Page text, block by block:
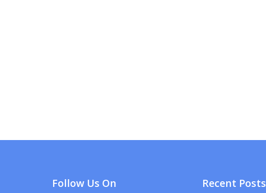
Follow Us On Recent Posts